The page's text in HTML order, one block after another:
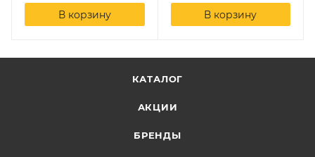
В корзину В корзину
КАТАЛОГ
АКЦИИ
БРЕНДЫ